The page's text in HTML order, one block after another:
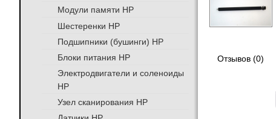
Отзывов (0)
Модули памяти HP
Шестеренки HP
Подшипники (бушинги) HP
Блоки питания HP
Электродвигатели и соленоиды
HP
Узел сканирования HP